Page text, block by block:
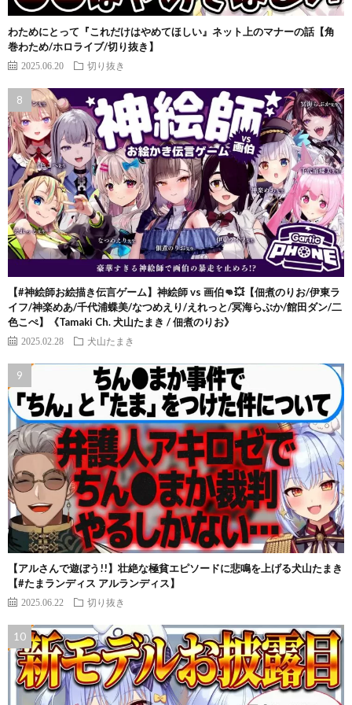
わためにとって『これだけはやめてほしい』ネット上のマナーの話【角
巻わため/ホロライブ/切り抜き】
2025.06.20 切り抜き
【#神絵師お絵描き伝言ゲーム】神絵師 vs 画伯👊💥【佃煮のりお/伊東ラ
イフ/神楽めあ/千代浦蝶美/なつめえり/えれっと/冥海らぶか/館田ダン/二
色こぺ】《Tamaki Ch. 犬山たまき / 佃煮のりお》
2025.02.28 犬山たまき
【アルさんで遊ぼう!!】壮絶な極貧エピソードに悲鳴を上げる犬山たまき
【#たまランディス アルランディス】
2025.06.22 切り抜き